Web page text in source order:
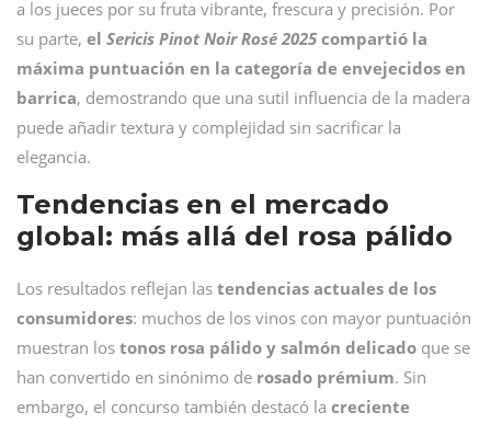
a los jueces por su fruta vibrante, frescura y precisión. Por
su parte, el Sericis Pinot Noir Rosé 2025 compartió la
máxima puntuación en la categoría de envejecidos en
barrica, demostrando que una sutil influencia de la madera
puede añadir textura y complejidad sin sacrificar la
elegancia.
Tendencias en el mercado
global: más allá del rosa pálido
Los resultados reflejan las tendencias actuales de los
consumidores: muchos de los vinos con mayor puntuación
muestran los tonos rosa pálido y salmón delicado que se
han convertido en sinónimo de rosado prémium. Sin
embargo, el concurso también destacó la creciente